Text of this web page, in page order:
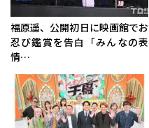
福原遥、公開初日に映画館でお
忍び鑑賞を告白「みんなの表
情…